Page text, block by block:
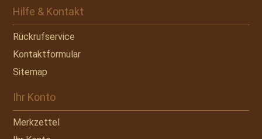
Hilfe & Kontakt
Rückrufservice
Kontaktformular
Sitemap
Ihr Konto
Merkzettel